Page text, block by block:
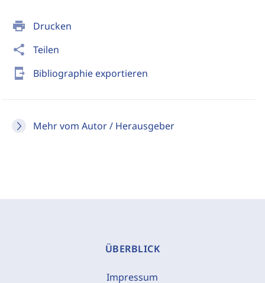
print Drucken
share Teilen
send_to_mobile Bibliographie exportieren
Mehr vom Autor / Herausgeber
ÜBERBLICK
Impressum